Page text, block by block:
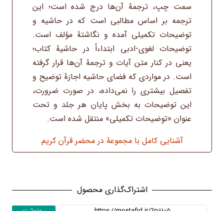
سمت چپ، ترجمۀ آن‌ها درج شده است؛ این
ترجمه بر اساس مطالبی است که در حاشیه و
توضیحات تکمیلی آمده و نگاشتۀ مؤلف است.
توضیحات لغوی-ادبی ابتداءاً در حاشیۀ کتاب؛
یعنی در کنار متن آیات و ترجمۀ آن‌ها قرار گرفته
است. در مواردی که فضای حاشیه اجازۀ توضیح و
تفصیل بیشتری را نمی‌داده، در صورت ضرورت،
این توضیحات به بخش پایان هر جلد و تحت
عنوان «توضیحات تکمیلی» منتقل شده است.
آشنایی کامل با مجموعۀ در محضر قرآن کریم
اشتراک‌گذاری محصول